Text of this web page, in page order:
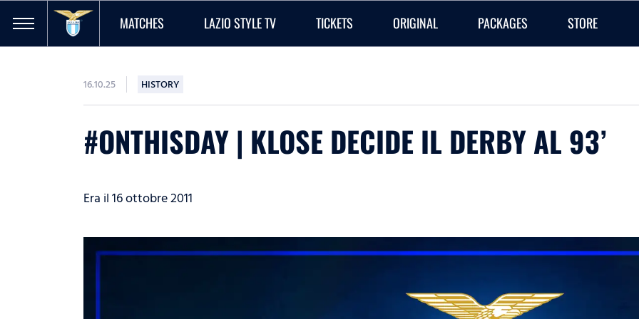
MATCHES LAZIO STYLE TV TICKETS ORIGINAL PACKAGES STORE
16.10.25 HISTORY
#ONTHISDAY | KLOSE DECIDE IL DERBY AL 93’
Era il 16 ottobre 2011